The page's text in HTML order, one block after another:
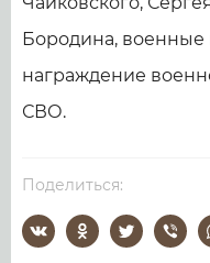
Бородина, военные
награждение
СВО.
Поделиться: